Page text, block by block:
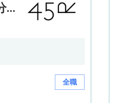
【全職】45R (又一城分店) Sales Operation Assistant 銷售營運助理【永久保證佣金+新人獎金$3,000】
全職